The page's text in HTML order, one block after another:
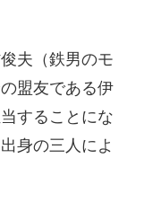
夫（鉄男のモ
盟友である伊
することにな
身の三人によ